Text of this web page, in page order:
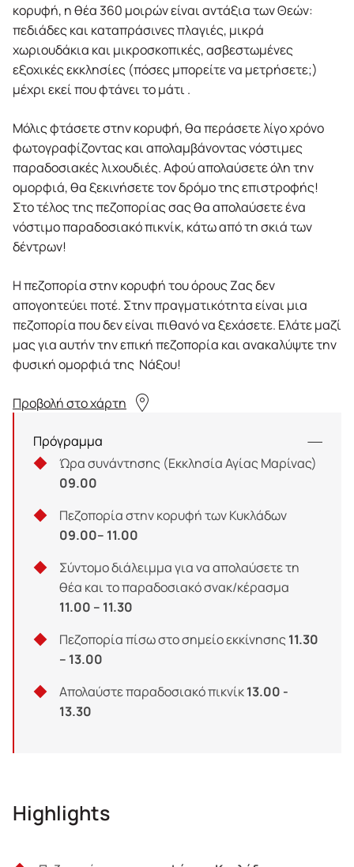
κορυφή, η θέα 360 μοιρών είναι αντάξια των Θεών:
πεδιάδες και καταπράσινες πλαγιές, μικρά
χωριουδάκια και μικροσκοπικές, ασβεστωμένες
εξοχικές εκκλησίες (πόσες μπορείτε να μετρήσετε;)
μέχρι εκεί που φτάνει το μάτι .
Μόλις φτάσετε στην κορυφή, θα περάσετε λίγο χρόνο
φωτογραφίζοντας και απολαμβάνοντας νόστιμες
παραδοσιακές λιχουδιές. Αφού απολαύσετε όλη την
ομορφιά, θα ξεκινήσετε τον δρόμο της επιστροφής!
Στο τέλος της πεζοπορίας σας θα απολαύσετε ένα
νόστιμο παραδοσιακό πικνίκ, κάτω από τη σκιά των
δέντρων!
Η πεζοπορία στην κορυφή του όρους Ζας δεν
απογοητεύει ποτέ. Στην πραγματικότητα είναι μια
πεζοπορία που δεν είναι πιθανό να ξεχάσετε. Ελάτε μαζί
μας για αυτήν την επική πεζοπορία και ανακαλύψτε την
φυσική ομορφιά της Νάξου!
Προβολή στο χάρτη
Πρόγραμμα
Ώρα συνάντησης (Εκκλησία Αγίας Μαρίνας)
09.00
Πεζοπορία στην κορυφή των Κυκλάδων
09.00– 11.00
Σύντομο διάλειμμα για να απολαύσετε τη
θέα και το παραδοσιακό σνακ/κέρασμα
11.00 – 11.30
Πεζοπορία πίσω στο σημείο εκκίνησης 11.30
– 13.00
Απολαύστε παραδοσιακό πικνίκ13.00 -
13.30
Highlights